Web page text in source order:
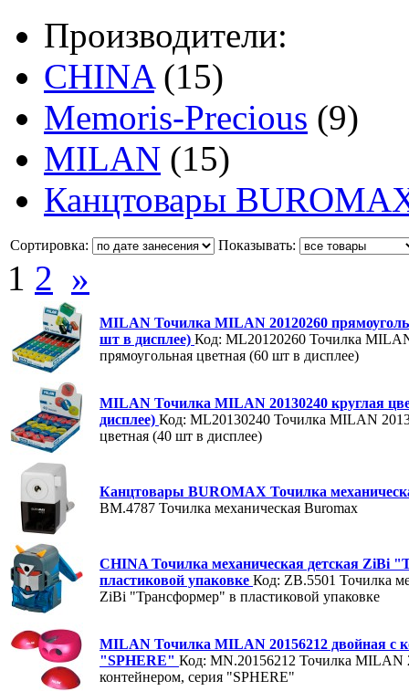
Производители:
CHINA(15)
Memoris-Precious (9)
MILAN (15)
Канцтовары
Сортировка: Показывать:
1 2 »
MILAN Точилка MILAN 20120260
шт в дисплее) Код: ML20120260 Точилка
прямоугольная цветная (60 шт в дисплее)
MILAN Точилка MILAN 20130240 круглая
дисплее) Код: ML20130240 Точилка MILAN
цветная (40 шт в дисплее)
Канцтовары BUROMAX Точилка
BM.4787 Точилка механическая Buromax
CHINA Точилка механическая детская ZiBi
пластиковой упаковке Код: ZB.5501 Точилка
ZiBi "Трансформер" в пластиковой упаковке
MILAN Точилка MILAN 20156212 двойная с
"SPHERE" Код: MN.20156212 Точилка MILAN
контейнером, серия "SPHERE"